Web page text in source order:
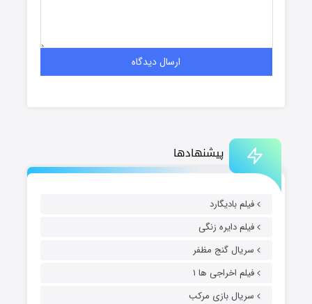
پیشنهادها
فیلم بادیگارد
فیلم دایره زنگی
سریال گنج مظفر
فیلم اخراجی ها ۱
سریال بازی مرکب